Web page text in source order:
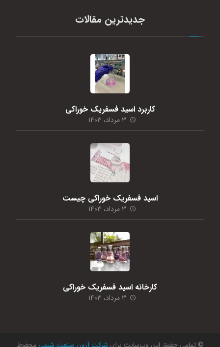
جدیدترین مقالات
کاربرد اسید فسفریک خوراکی
۳ مرداد، ۱۴۰۳
اسید فسفریک خوراکی چیست
۳ مرداد، ۱۴۰۳
کارخانه اسید فسفریک خوراکی
۳ مرداد، ۱۴۰۳
© تمامی حقوق این وب‌سایت برای شرکت آرون صنعت شیمی محفوظ